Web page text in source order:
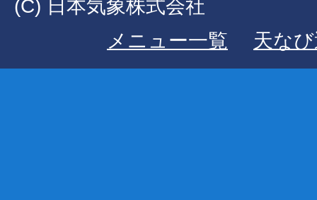
(C) 日本気象株式会社
メニュー一覧
天な